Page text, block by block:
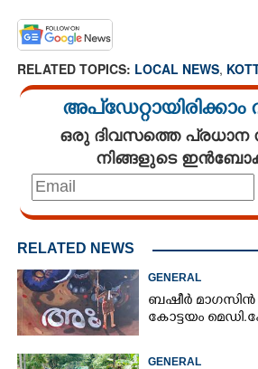
RELATED TOPICS: LOCAL NEWS,
ഒരു ദിവസത്തെ പ്രധാന
നിങ്ങളുടെ
RELATED NEWS
GENERAL
ബഷീർ
കോട്ടയം
GENERAL